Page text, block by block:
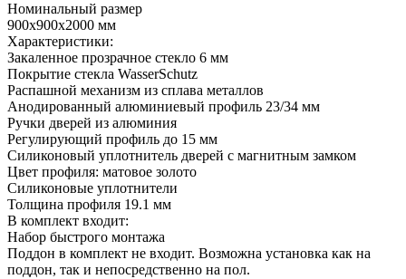
Номинальный размер
900x900х2000 мм
Характеристики:
Закаленное прозрачное стекло 6 мм
Покрытие стекла WasserSchutz
Распашной механизм из сплава металлов
Анодированный алюминиевый профиль 23/34 мм
Ручки дверей из алюминия
Регулирующий профиль до 15 мм
Силиконовый уплотнитель дверей с магнитным замком
Цвет профиля: матовое золото
Силиконовые уплотнители
Толщина профиля 19.1 мм
В комплект входит:
Набор быстрого монтажа
Поддон в комплект не входит. Возможна установка как на
поддон, так и непосредственно на пол.